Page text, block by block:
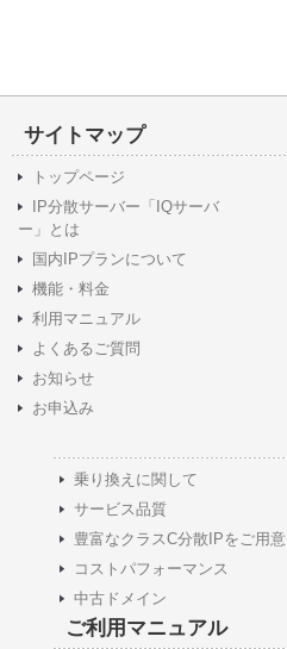
サイトマップ
トップページ
IP分散サーバー「IQサーバ
ー」とは
国内IPプランについて
機能・料金
利用マニュアル
よくあるご質問
お知らせ
お申込み
乗り換えに関して
サービス品質
豊富なクラスC分散IPをご用意
コストパフォーマンス
中古ドメイン
ご利用マニュアル